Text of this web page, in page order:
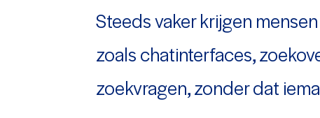
Steeds vaker krijgen
zoals chatinterfaces,
zoekvragen, zonder dat